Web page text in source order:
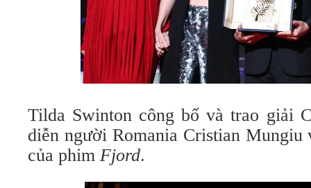
Tilda Swinton công bố và trao giải
diễn người Romania Cristian Mungiu
của phim Fjord.